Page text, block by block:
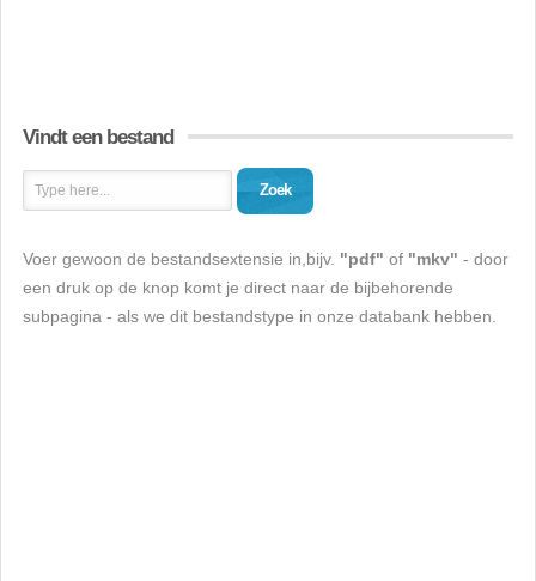
Vindt een bestand
Zoek
Voer gewoon de bestandsextensie in,bijv. "pdf" of "mkv" - door
een druk op de knop komt je direct naar de bijbehorende
subpagina - als we dit bestandstype in onze databank hebben.